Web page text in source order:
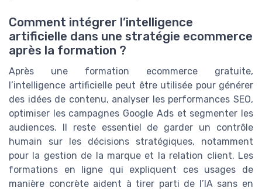
Comment intégrer l’intelligence
artificielle dans une stratégie ecommerce
après la formation ?
Après une formation ecommerce gratuite,
l’intelligence artificielle peut être utilisée pour générer
des idées de contenu, analyser les performances SEO,
optimiser les campagnes Google Ads et segmenter les
audiences. Il reste essentiel de garder un contrôle
humain sur les décisions stratégiques, notamment
pour la gestion de la marque et la relation client. Les
formations en ligne qui expliquent ces usages de
manière concrète aident à tirer parti de l’IA sans en